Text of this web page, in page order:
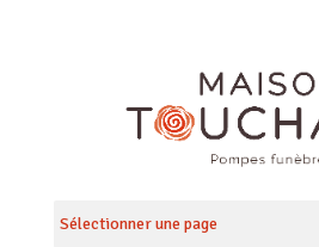
Sélectionner une page